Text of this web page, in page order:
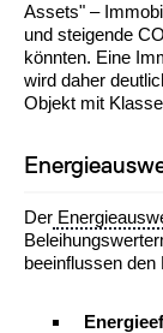
Assets" –
und steigende
könnten. Eine
wird daher
Objekt mit
Der
beeinflussen